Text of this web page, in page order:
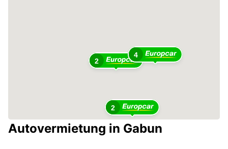
2
4
2
Autovermietung in Gabun